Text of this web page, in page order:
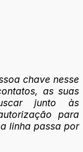
chave nesse
as suas
junto às
para
linha passa por